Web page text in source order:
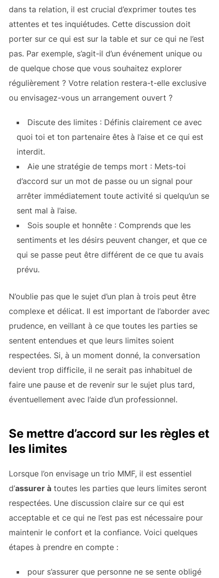
dans ta relation, il est crucial d’exprimer toutes tes
attentes et tes inquiétudes. Cette discussion doit
porter sur ce qui est sur la table et sur ce qui ne l’est
pas. Par exemple, s’agit-il d’un événement unique ou
de quelque chose que vous souhaitez explorer
régulièrement ? Votre relation restera-t-elle exclusive
ou envisagez-vous un arrangement ouvert ?
Discute des limites : Définis clairement ce avec
quoi toi et ton partenaire êtes à l’aise et ce qui est
interdit.
Aie une stratégie de temps mort : Mets-toi
d’accord sur un mot de passe ou un signal pour
arrêter immédiatement toute activité si quelqu’un se
sent mal à l’aise.
Sois souple et honnête : Comprends que les
sentiments et les désirs peuvent changer, et que ce
qui se passe peut être différent de ce que tu avais
prévu.
N’oublie pas que le sujet d’un plan à trois peut être
complexe et délicat. Il est important de l’aborder avec
prudence, en veillant à ce que toutes les parties se
sentent entendues et que leurs limites soient
respectées. Si, à un moment donné, la conversation
devient trop difficile, il ne serait pas inhabituel de
faire une pause et de revenir sur le sujet plus tard,
éventuellement avec l’aide d’un professionnel.
Se mettre d’accord sur les règles et
les limites
Lorsque l’on envisage un trio MMF, il est essentiel
d’assurer àtoutes les parties que leurs limites seront
respectées. Une discussion claire sur ce qui est
acceptable et ce qui ne l’est pas est nécessaire pour
maintenir le confort et la confiance. Voici quelques
étapes à prendre en compte :
pour s’assurer que personne ne se sente obligé